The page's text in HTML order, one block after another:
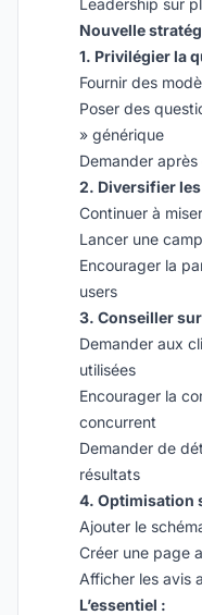
Leadership sur
Nouvelle
1. Privilégier la
Fournir des
Poser des
» générique
Demander
2. Diversifier
Continuer à
Lancer une
Encourager la
users
3. Conseiller
Demander aux
utilisées
Encourager la
concurrent
Demander de
résultats
4. Optimisation
Ajouter le
Créer une page
Afficher les avis
L’essentiel :